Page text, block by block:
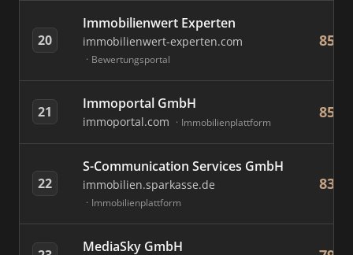
20
Immobilienwert Experten
immobilienwert-experten.com
Bewertungsportal
85
21 Immoportal GmbH
immoportal.com Immobilienplattform
85
22
S-Communication Services GmbH
immobilien.sparkasse.de
Immobilienplattform
83
MediaSky GmbH